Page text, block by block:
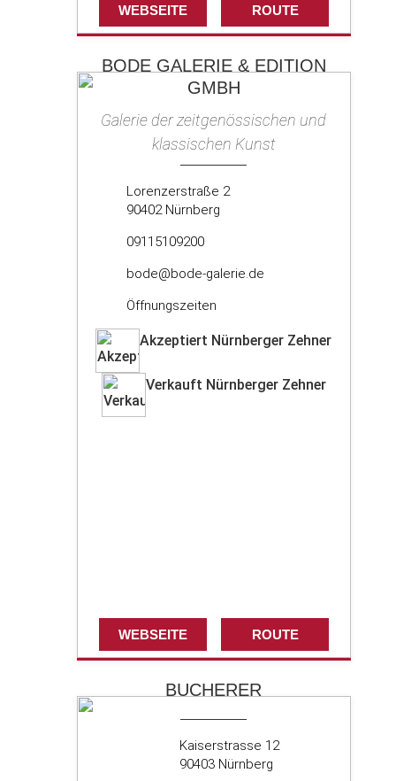
BODE GALERIE & EDITION
GMBH
Galerie der zeitgenössischen und
klassischen Kunst
Lorenzerstraße 2
90402 Nürnberg
09115109200
bode@bode-galerie.de
Öffnungszeiten
Akzeptiert Nürnberger Zehner
Verkauft Nürnberger Zehner
WEBSEITE ROUTE
BUCHERER
Kaiserstrasse 12
90403 Nürnberg
WEBSEITE ROUTE